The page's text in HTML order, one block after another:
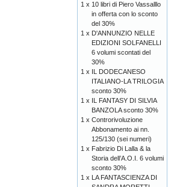
1 x 10 libri di Piero Vassalllo
in offerta con lo sconto
del 30%
1 x D'ANNUNZIO NELLE
EDIZIONI SOLFANELLI
6 volumi scontati del
30%
1 x IL DODECANESO
ITALIANO-LA TRILOGIA
sconto 30%
1 x IL FANTASY DI SILVIA
BANZOLA sconto 30%
1 x Controrivoluzione
Abbonamento ai nn.
125/130 (sei numeri)
1 x Fabrizio Di Lalla & la
Storia dell’A.O.I. 6 volumi
sconto 30%
1 x LA FANTASCIENZA DI